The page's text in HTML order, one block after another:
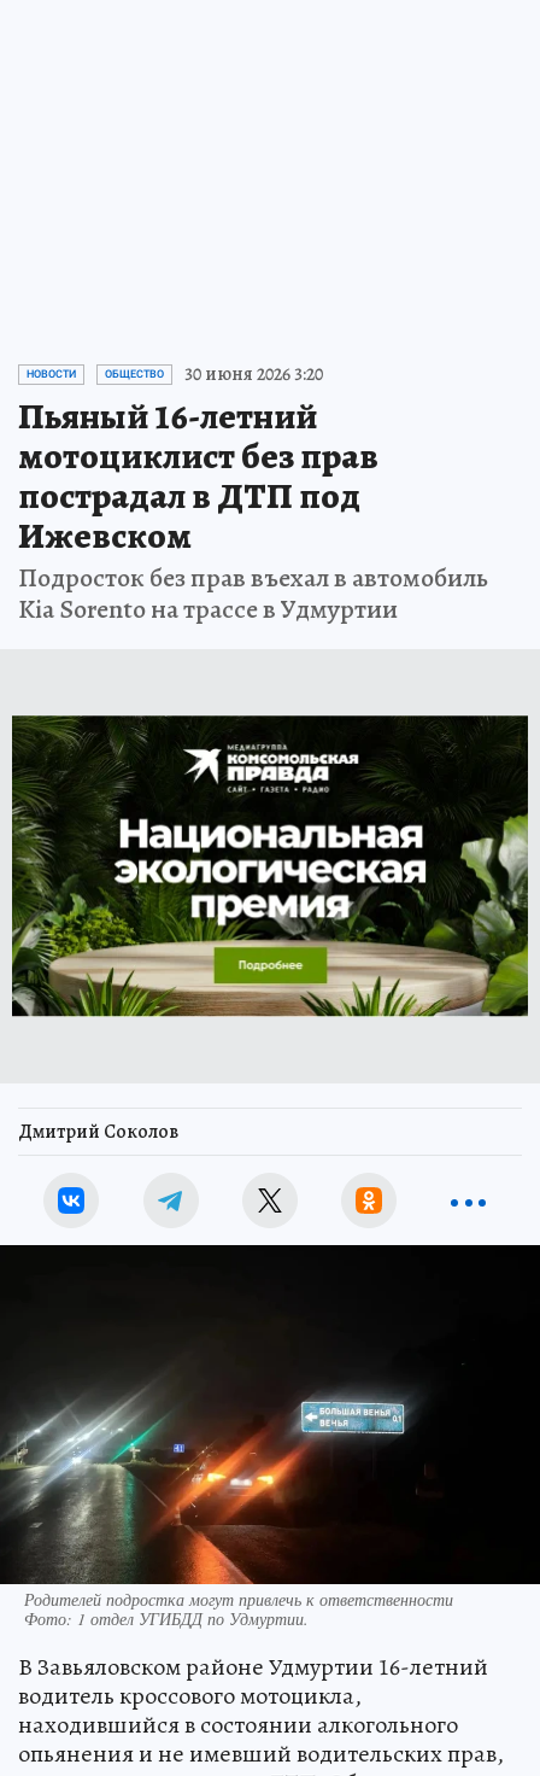
НОВОСТИ ОБЩЕСТВО 30 июня 2026 3:20
Пьяный 16-летний
мотоциклист без прав
пострадал в ДТП под
Ижевском
Подросток без прав въехал в автомобиль
Kia Sorento на трассе в Удмуртии
Дмитрий Соколов
Родителей подростка могут привлечь к ответственности
Фото: 1 отдел УГИБДД по Удмуртии.
В Завьяловском районе Удмуртии 16-летний
водитель кроссового мотоцикла,
находившийся в состоянии алкогольного
опьянения и не имевший водительских прав,